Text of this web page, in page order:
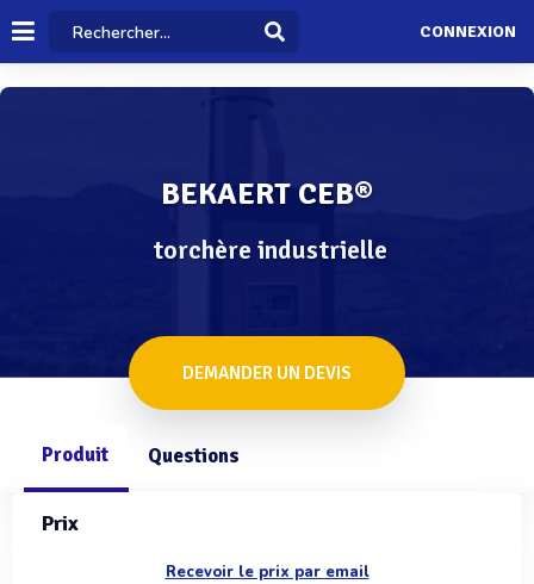
CONNEXION
BEKAERT CEB®
torchère industrielle
DEMANDER UN DEVIS
Produit Questions
Prix
Recevoir le prix par email